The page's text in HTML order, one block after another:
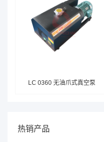
LC 0360 无油爪式真空泵
热销产品